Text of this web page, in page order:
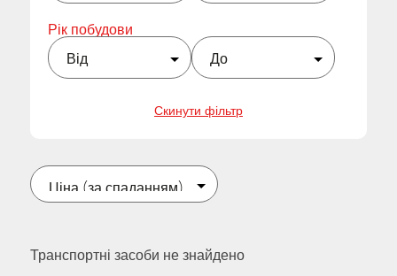
Рік побудови
Скинути фільтр
Транспортні засоби не знайдено